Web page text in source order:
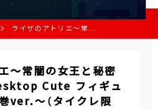
ライザのアトリエ～常...
～常闇の女王と秘密
Cute フィギュ
ver.～（タイクレ限